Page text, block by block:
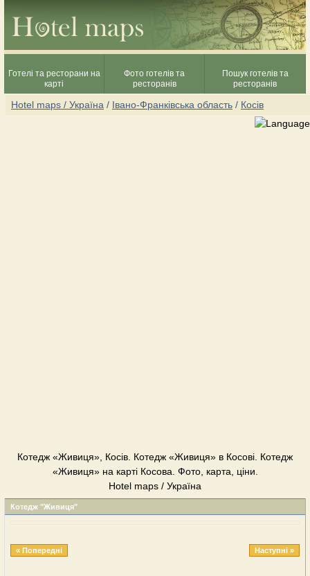
Готелі та ресторани на
карті
Фото готелів та
ресторанів
Пошук готелів та
ресторанів
Hotel maps / Україна / Івано-Франківська область / Косів
Котедж «Живиця», Косів. Котедж «Живиця» в Косові. Котедж
«Живиця» на карті Косова. Фото, карта, ціни.
Hotel maps / Україна
Котедж "Живиця"
« Попередні Наступні »